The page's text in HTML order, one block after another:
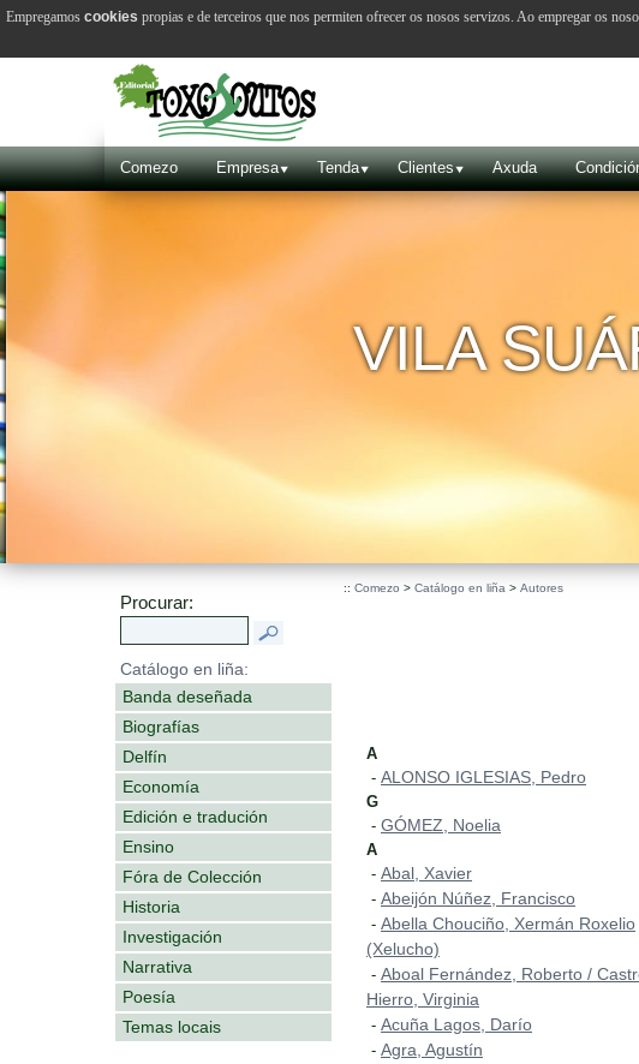
Comezo Empresa Tenda Clientes Axuda
VILA
Procurar:
Catálogo en liña:
Banda deseñada
Biografías
Delfín
Economía
Edición e tradución
Ensino
Fóra de Colección
Historia
Investigación
Narrativa
Poesía
Temas locais
:: Comezo > Catálogo en liña > Autores
A
- ALONSO IGLESIAS, Pedro
G
- GÓMEZ, Noelia
A
- Abal, Xavier
- Abeijón Núñez, Francisco
- Abella Chouciño, Xermán Roxelio
(Xelucho)
- Aboal Fernández, Roberto /
Hierro, Virginia
- Acuña Lagos, Darío
- Agra, Agustín
Empregamos cookies propias e de terceiros que nos permiten ofrecer os nosos servizos. Ao empregar os